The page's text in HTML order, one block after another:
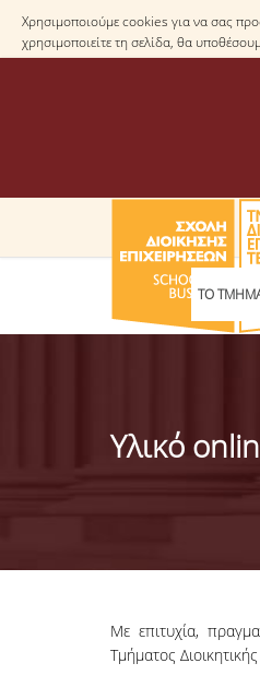
Χρησιμοποιούμε cookies για να σας
χρησιμοποιείτε τη σελίδα, θα
ΤΟ
Υλικό
Με επιτυχία,
Τμήματος